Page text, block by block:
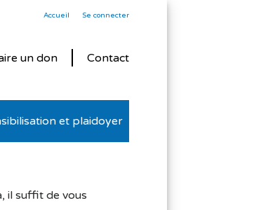
Accueil Se connecter
Contact
un don
et plaidoyer
il suffit de vous